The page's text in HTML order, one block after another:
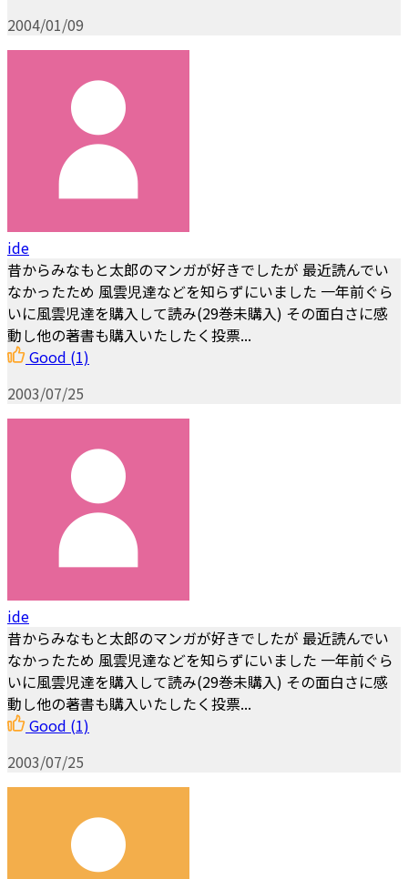
2004/01/09
ide
昔からみなもと太郎のマンガが好きでしたが 最近読んでい
なかったため 風雲児達などを知らずにいました 一年前ぐら
いに風雲児達を購入して読み(29巻未購入) その面白さに感
動し他の著書も購入いたしたく投票...
Good (1)
2003/07/25
ide
昔からみなもと太郎のマンガが好きでしたが 最近読んでい
なかったため 風雲児達などを知らずにいました 一年前ぐら
いに風雲児達を購入して読み(29巻未購入) その面白さに感
動し他の著書も購入いたしたく投票...
Good (1)
2003/07/25